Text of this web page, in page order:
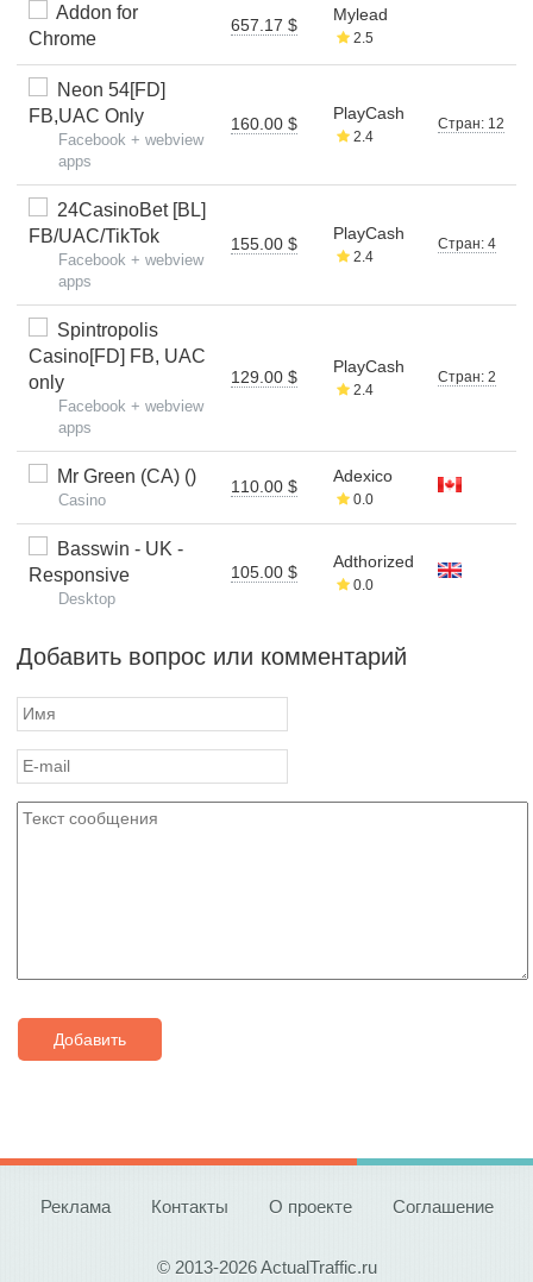
Addon for
Chrome
657.17 $
Mylead
2.5
Neon 54[FD]
FB,UAC Only
Facebook + webview
apps
160.00 $
PlayCash
2.4
Стран: 12
24CasinoBet [BL]
FB/UAC/TikTok
Facebook + webview
apps
155.00 $
PlayCash
2.4
Стран: 4
Spintropolis
Casino[FD] FB, UAC
only
Facebook + webview
apps
129.00 $
PlayCash
2.4
Стран: 2
Mr Green (CA) ()
Casino
110.00 $
Adexico
0.0
Basswin - UK -
Responsive
Desktop
105.00 $
Adthorized
0.0
Добавить вопрос или комментарий
Добавить
Реклама Контакты О проекте Соглашение
© 2013-2026 ActualTraffic.ru